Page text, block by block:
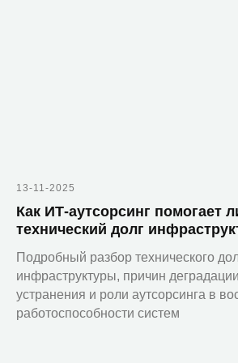
13-11-2025
Как ИТ-аутсорсинг помогает
технический долг
Подробный разбор технического
инфраструктуры, причин
устранения и роли аутсорсинга в
работоспособности систем
в Казахстане
Регионы присутствия